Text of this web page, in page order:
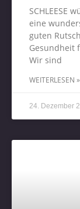
SCHLEESE
eine
guten
Gesundheit
Wir sind
WEITERLESEN »
24. Dezember